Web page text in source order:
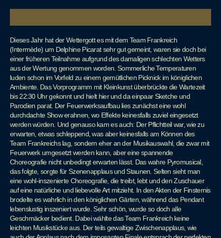
Dieses Jahr hat der Wettergott es mit dem Team Frankreich
(Intermède) um Delphine Picarat sehr gut gemeint, waren sie doch bei
einer früheren Teilnahme aufgrund des damaligen schlechten Wetters
aus der Wertung genommen worden. Sommerliche Temperaturen
luden schon im Vorfeld zu einem gemütlichen Picknick im königlichen
Ambiente. Das Vorprogramm mit Kleinkunst überbrückte die Wartezeit
bis 22:30 Uhr gekonnt und hielt hier und da einpaar Sketche und
Parodien parat. Der Feuerwerksaufbau lies zunächst eine wohl
durchdachte Show erahnen, wo Effekte keinesfalls zuviel eingesetzt
werden würden. Und genauso kam es auch: Der Pflichtteil war, wie zu
erwarten, etwas schleppend, was aber keinesfalls am Können des
Team Frankreichs lag, sondern eher an der Musikauswahl, die zwar mit
Feuerwerk umgesetzt werden kann, aber eine spannende
Choreografie nicht unbedingt erwarten lässt. Das wahre Pyromusical,
das folgte, sorgte für Szenenapplaus und Staunen. Selten sieht man
eine wohl-inszenierte Choreografie, die treibt, lebt und den Zuschauer
auf eine natürliche und liebevolle Art mitzieht. In den Akten der Finsternis
brodelte es wahrlich in den königlichen Gärten, während das Pendant
lebenslustig inszeniert wurde. Sehr schön, wurde so doch alle
Geschmäcker bedient. Dabei wählte das Team Frankreich keine
leichten Musikstücke aus. Der teils gewaltige Zwischenapplaus, wie